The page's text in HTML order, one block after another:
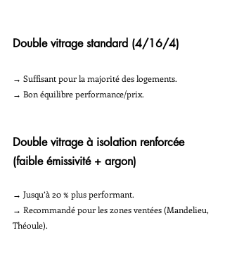
Double vitrage standard (4/16/4)
→ Suffisant pour la majorité des logements.
→ Bon équilibre performance/prix.
Double vitrage à isolation renforcée
(faible émissivité + argon)
→ Jusqu’à 20 % plus performant.
→ Recommandé pour les zones ventées (Mandelieu,
Théoule).